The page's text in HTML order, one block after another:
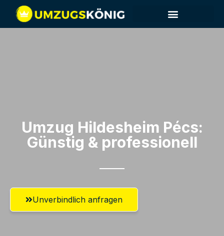
Umzug Hildesheim​ Pécs:
Günstig & professionell​
Unverbindlich anfragen